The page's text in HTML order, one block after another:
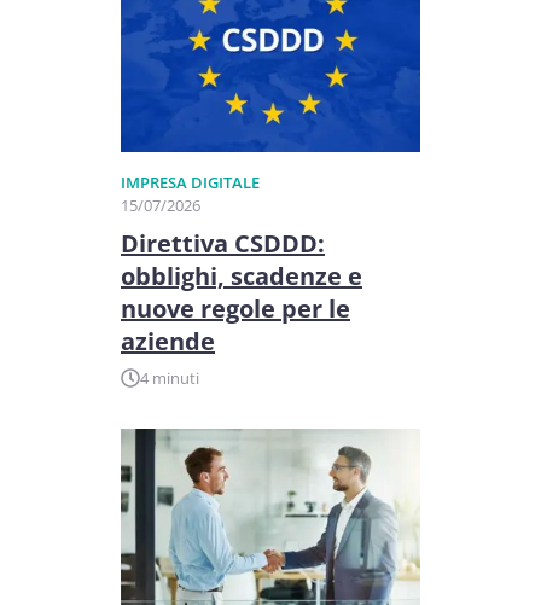
IMPRESA DIGITALE
15/07/2026
Direttiva CSDDD:
obblighi, scadenze e
nuove regole per le
aziende
4 minuti